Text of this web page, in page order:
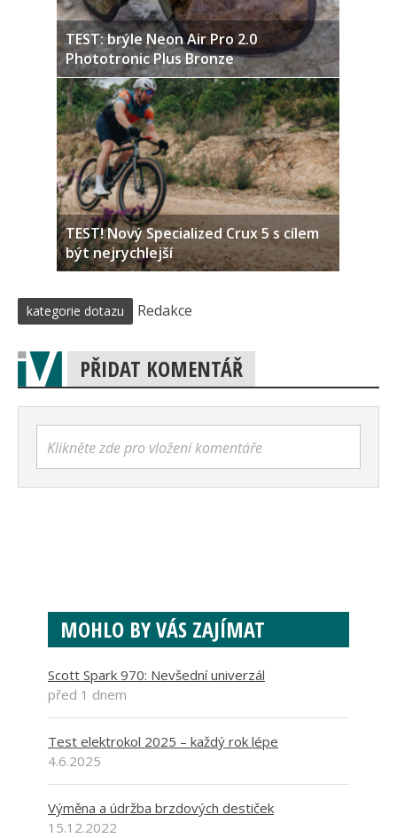
TEST: brýle Neon Air Pro 2.0
Phototronic Plus Bronze
TEST! Nový Specialized Crux 5 s cílem
být nejrychlejší
kategorie dotazu Redakce
PŘIDAT KOMENTÁŘ
Klikněte zde pro vložení komentáře
MOHLO BY VÁS ZAJÍMAT
Scott Spark 970: Nevšední univerzál
před 1 dnem
Test elektrokol 2025 – každý rok lépe
4.6.2025
Výměna a údržba brzdových destiček
15.12.2022